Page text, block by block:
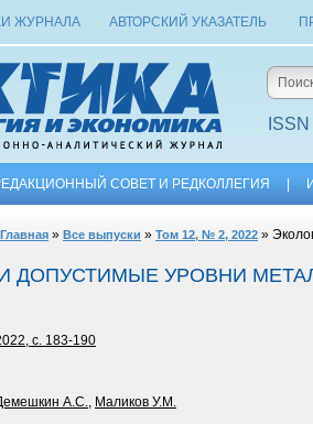
ЖУРНАЛА АВТОРСКИЙ УКАЗАТЕЛЬ
СОВЕТ И РЕДКОЛЛЕГИЯ
Главная » Все выпуски » Том 12, № 2, 2022 »
ДОПУСТИМЫЕ УРОВНИ
с. 183-190
А.С., Маликов У.М.